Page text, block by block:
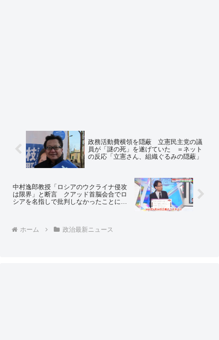
政務活動費横領を隠蔽 立憲民主党の議
員が「謎の死」を遂げていた ＝ネット
の反応「立憲さん、組織ぐるみの隠蔽」
中村逸郎教授「ロシアのウクライナ侵攻
は限界」と断言 クアッド首脳会合でロ
シアを名指しで批判しなかったことに
ホーム
政治最新ニュース